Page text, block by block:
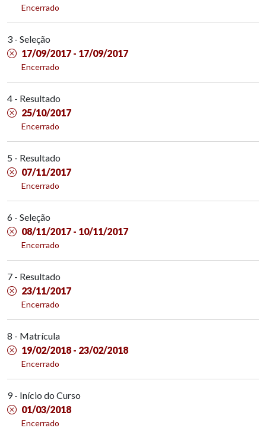
Encerrado
3 - Seleção
17/09/2017 - 17/09/2017
Encerrado
4 - Resultado
25/10/2017
Encerrado
5 - Resultado
07/11/2017
Encerrado
6 - Seleção
08/11/2017 - 10/11/2017
Encerrado
7 - Resultado
23/11/2017
Encerrado
8 - Matrícula
19/02/2018 - 23/02/2018
Encerrado
9 - Início do Curso
01/03/2018
Encerrado